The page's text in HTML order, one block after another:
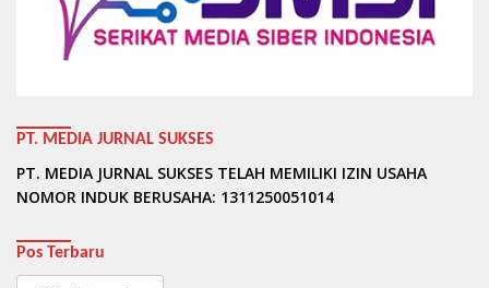
PT. MEDIA JURNAL SUKSES
PT. MEDIA JURNAL SUKSES TELAH MEMILIKI IZIN USAHA
NOMOR INDUK BERUSAHA: 1311250051014
Pos Terbaru